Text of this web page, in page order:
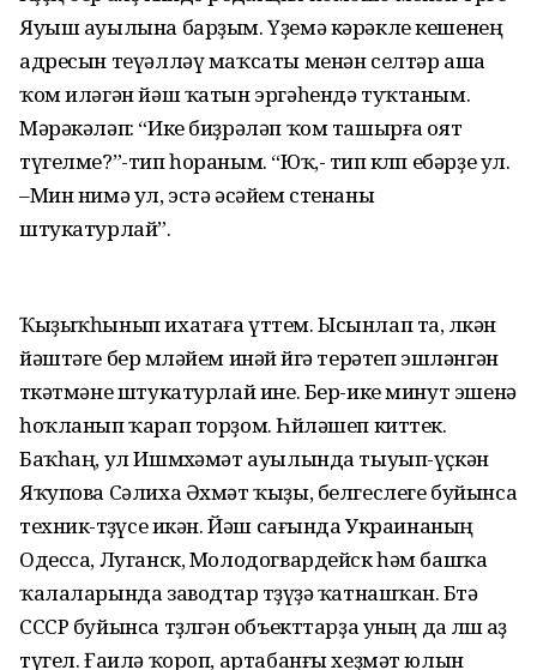
Яуыш ауылына барҙым. Үҙемә кәрәкле кешенең
адресын теүәлләү маҡсаты менән селтәр аша
ҡом иләгән йәш ҡатын эргәһендә туҡтаным.
Мәрәкәләп: “Ике биҙрәләп ҡом ташырға оят
түгелме?”-тип һораным. “Юҡ,- тип көлөп ебәрҙе ул.
–Мин нимә ул, эстә әсәйем стенаны
штукатурлай”.
Ҡыҙыҡһынып ихатаға үттем. Ысынлап та, өлкән
йәштәге бер мөләйем инәй өйгә терәтеп эшләнгән
төкәтмәне штукатурлай ине. Бер-ике минут эшенә
һоҡланып ҡарап торҙом. Һөйләшеп киттек.
Баҡһаң, ул Ишмөхәмәт ауылында тыуып-үҫкән
Яҡупова Сәлиха Әхмәт ҡыҙы, белгеслеге буйынса
техник-төҙөүсе икән. Йәш сағында Украинаның
Одесса, Луганск, Молодогвардейск һәм башҡа
ҡалаларында заводтар төҙөүҙә ҡатнашҡан. Бөтә
СССР буйынса төҙөлгән объекттарҙа уның да өлөшө аҙ
түгел. Ғаилә ҡороп, артабанғы хеҙмәт юлын